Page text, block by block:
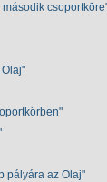
csoportköre
pályára az Olaj